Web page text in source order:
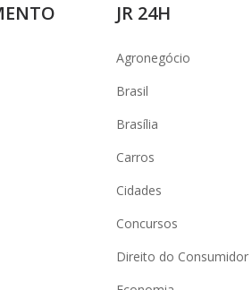
JR 24H
Agronegócio
Brasil
Brasília
Carros
Cidades
Concursos
Direito do Consumidor